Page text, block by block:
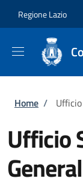
Regione Lazio
Briciole
Home /
Ufficio